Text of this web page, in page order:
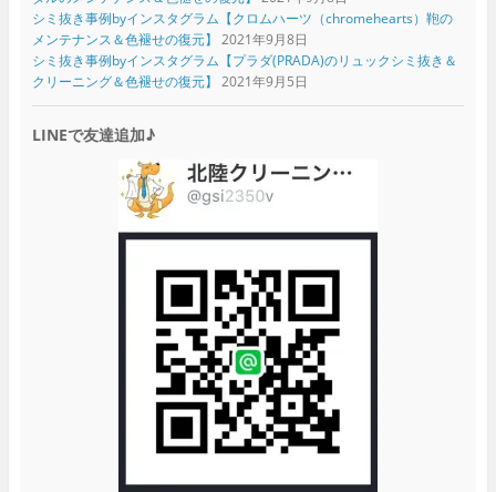
シミ抜き事例byインスタグラム【クロムハーツ（chromehearts）鞄の
メンテナンス＆色褪せの復元】 2021年9月8日
シミ抜き事例byインスタグラム【プラダ(PRADA)のリュックシミ抜き＆
クリーニング＆色褪せの復元】 2021年9月5日
LINEで友達追加♪